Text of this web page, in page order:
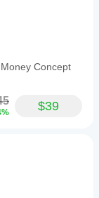
Concept
$39